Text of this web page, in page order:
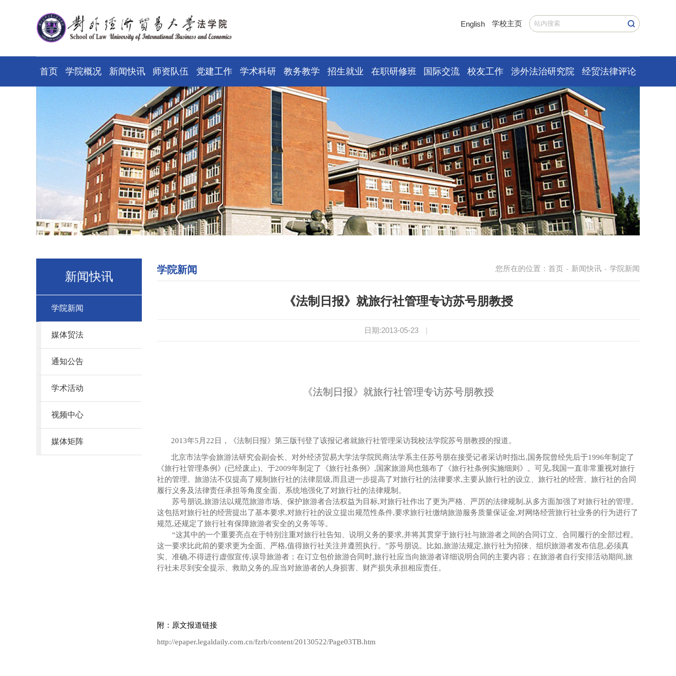
English 学校主页
首页 学院概况 新闻快讯 师资队伍 党建工作 学术科研 教务教学 招生就业 在职研修班 国际交流 校友工作 涉外法治研究院 经贸法律评论
新闻快讯
学院新闻
媒体贸法
通知公告
学术活动
视频中心
媒体矩阵
您所在的位置： 首页 - 新闻快讯 - 学院新闻
学院新闻
《法制日报》就旅行社管理专访苏号朋教授
日期:2013-05-23
《法制日报》就旅行社管理专访苏号朋教授
2013年5月 22 日，《法制日报》第三版刊登了该报记者就旅行社管理采访我校法学院苏号朋教授的报道。
北京市法学会旅游法研究会副会长、对外经济贸易大学法学院民商法学系主任苏号朋在接受记者采访时指出, 国务院曾经先后于1996年制定了
《旅行社管理条例》 (已经废止) 、于2009年制定了《旅行社条例》 , 国家旅游局也颁布了《旅行社条例实施细则》。可见,我国一直非常重视对旅行
社的管理。旅游法不仅提高了规制旅行社的法律层级,而且进一步提高了对旅行社的法律要求,主要从旅行社的设立、旅行社的经营、旅行社的合同
履行义务及法律责任承担等角度全面、系统地强化了对旅行社的法律规制。
苏号朋说,旅游法以规范旅游市场、保护旅游者合法权益为目标,对旅行社作出了更为严格、严厉的法律规制 ,从多方面加强了对旅行社的管理。
这包括对旅行社的经营提出了基本要求,对旅行社的设立提出规范性条件,要求旅行社缴纳旅游服务质量保证金,对网络经营旅行社业务的行为进行了
规范,还规定了旅行社有保障旅游者安全的义务等等。
“这其中的一个重要亮点在于特别注重对旅行社告知、说明义务的要求,并将其贯穿于旅行社与旅游者之间的合同订立、合同履行的全部过程。
这一要求比此前的要求更为全面、严格,值得旅行社关注并遵照执行。 ”苏号朋说。比如,旅游法规定,旅行社为招徕、组织旅游者发布信息,必须真
实、准确,不得进行虚假宣传,误导旅游者；在订立包价旅游合同时,旅行社应当向旅游者详细说明合同的主要内容；在旅游者自行安排活动期间,旅
行社未尽到安全提示、救助义务的,应当对旅游者的人身损害、财产损失承担相应责任。
附：原文报道链接
http://epaper.legaldaily.com.cn/fzrb/content/20130522/Page03TB.htm